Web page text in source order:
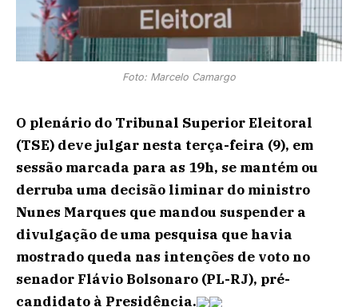
Foto: Marcelo Camargo
O plenário do Tribunal Superior Eleitoral
(TSE) deve julgar nesta terça-feira (9), em
sessão marcada para as 19h, se mantém ou
derruba uma decisão liminar do ministro
Nunes Marques que mandou suspender a
divulgação de uma pesquisa que havia
mostrado queda nas intenções de voto no
senador Flávio Bolsonaro (PL-RJ), pré-
candidato à Presidência.